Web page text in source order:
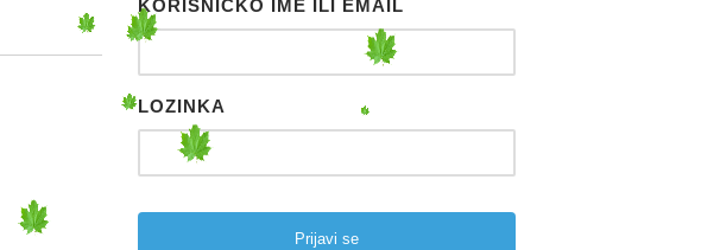
KORISNIČKO IME ILI EMAIL
LOZINKA